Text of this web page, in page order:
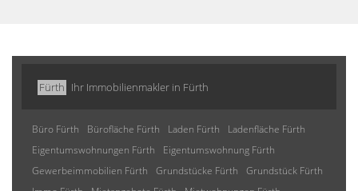
Fürth Ihr Immobilienmakler in Fürth
Büro Fürth Bürofläche Fürth Laden Fürth
Ladenfläche Fürth
Eigentumswohnungen Fürth
Eigentumswohnung Fürth
Gewerbeimmobilien Fürth
Grundstücke Fürth
Grundstück Fürth